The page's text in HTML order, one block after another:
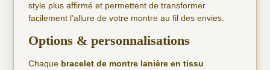
style plus affirmé et permettent de transformer
facilement l’allure de votre montre au fil des envies.
Options & personnalisations
Chaque bracelet de montre lanière en tissu